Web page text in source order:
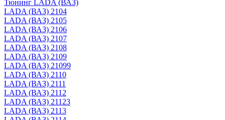
Тюнинг LADA (ВАЗ)
LADA (ВАЗ) 2104
LADA (ВАЗ) 2105
LADA (ВАЗ) 2106
LADA (ВАЗ) 2107
LADA (ВАЗ) 2108
LADA (ВАЗ) 2109
LADA (ВАЗ) 21099
LADA (ВАЗ) 2110
LADA (ВАЗ) 2111
LADA (ВАЗ) 2112
LADA (ВАЗ) 21123
LADA (ВАЗ) 2113